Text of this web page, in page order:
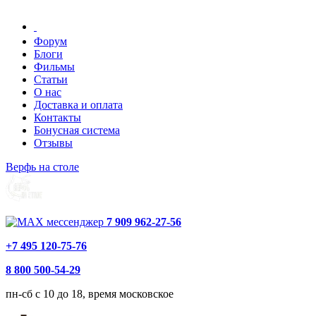
Форум
Блоги
Фильмы
Статьи
О нас
Доставка и оплата
Контакты
Бонусная система
Отзывы
Верфь на столе
7 909 962-27-56
+7 495 120-75-76
8 800 500-54-29
пн-сб с 10 до 18, время московское